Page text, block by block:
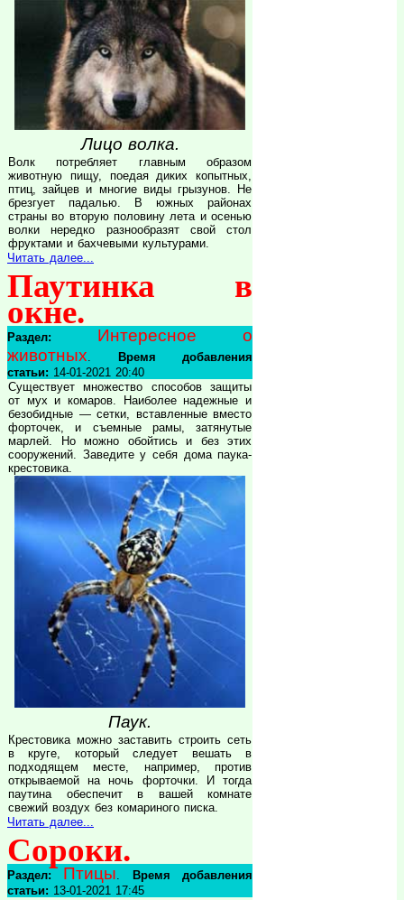
Лицо волка.
Волк потребляет главным образом
животную пищу, поедая диких копытных,
птиц, зайцев и многие виды грызунов. Не
брезгует падалью. В южных районах
страны во вторую половину лета и осенью
волки нередко разнообразят свой стол
фруктами и бахчевыми культурами.
Читать далее...
Паутинка в
окне.
Раздел:
Интересное о
животных.
Время добавления
статьи: 14-01-2021 20:40
Существует множество способов защиты
от мух и комаров. Наиболее надежные и
безобидные — сетки, вставленные вместо
форточек, и съемные рамы, затянутые
марлей. Но можно обойтись и без этих
сооружений. Заведите у себя дома паука-
крестовика.
Паук.
Крестовика можно заставить строить сеть
в круге, который следует вешать в
подходящем месте, например, против
открываемой на ночь форточки. И тогда
паутина обеспечит в вашей комнате
свежий воздух без комариного писка.
Читать далее...
Сороки.
Раздел: Птицы
Время добавления
статьи: 13-01-2021 17:45